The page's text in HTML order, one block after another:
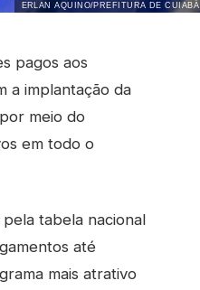
ERLAN AQUINO/PREFITURA DE CUIABÁ
pagos aos
a implantação da
meio do
em todo o
tabela nacional
até
mais atrativo